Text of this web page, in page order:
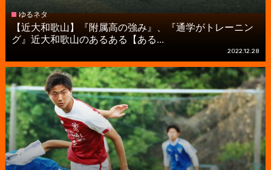
ゆるネタ
【近大和歌山】『附属高の強み』、『通学がトレーニン
グ』近大和歌山のあるある【ある...
2022.12.28